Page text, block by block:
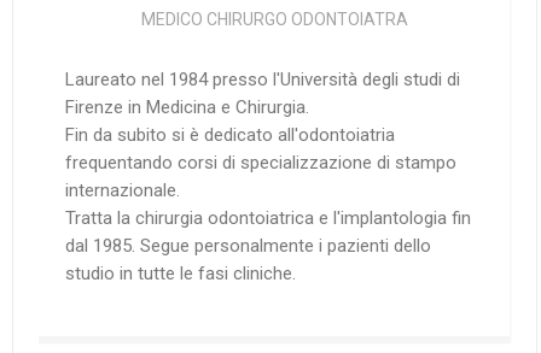
MEDICO CHIRURGO ODONTOIATRA
Laureato nel 1984 presso l'Università degli studi di
Firenze in Medicina e Chirurgia.
Fin da subito si è dedicato all'odontoiatria
frequentando corsi di specializzazione di stampo
internazionale.
Tratta la chirurgia odontoiatrica e l'implantologia fin
dal 1985. Segue personalmente i pazienti dello
studio in tutte le fasi cliniche.